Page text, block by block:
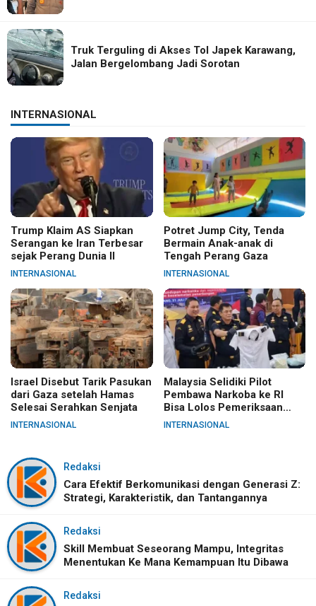
Truk Terguling di Akses Tol Japek Karawang,
Jalan Bergelombang Jadi Sorotan
INTERNASIONAL
Trump Klaim AS Siapkan
Serangan ke Iran Terbesar
sejak Perang Dunia II
INTERNASIONAL
Potret Jump City, Tenda
Bermain Anak-anak di
Tengah Perang Gaza
INTERNASIONAL
Israel Disebut Tarik Pasukan
dari Gaza setelah Hamas
Selesai Serahkan Senjata
INTERNASIONAL
Malaysia Selidiki Pilot
Pembawa Narkoba ke RI
Bisa Lolos Pemeriksaan
KLIA
INTERNASIONAL
Redaksi
Cara Efektif Berkomunikasi dengan Generasi Z:
Strategi, Karakteristik, dan Tantangannya
Redaksi
Skill Membuat Seseorang Mampu, Integritas
Menentukan Ke Mana Kemampuan Itu Dibawa
Redaksi